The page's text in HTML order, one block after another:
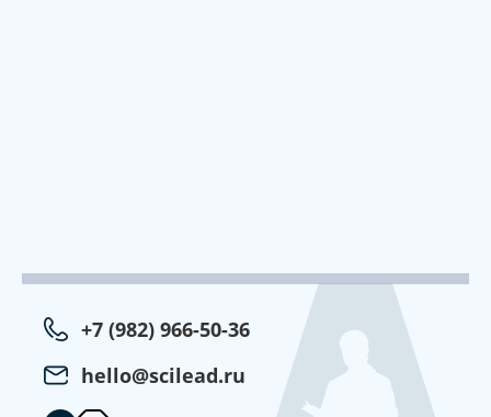
+7 (982) 966-50-36
hello@scilead.ru